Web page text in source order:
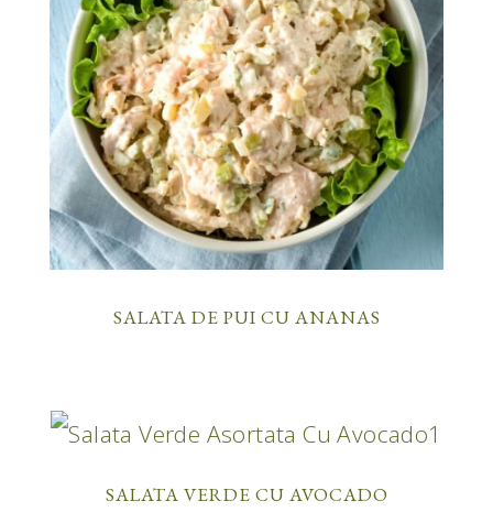
SALATA DE PUI CU ANANAS
SALATA VERDE CU AVOCADO